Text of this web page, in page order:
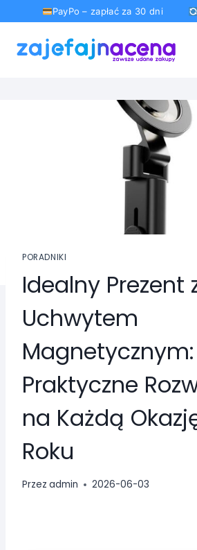
PayPo – zapłać za 30 dni
PORADNIKI
Idealny Prezent
Uchwytem
Magnetycznym:
Praktyczne
na Każdą
Roku
Przez admin 2026-06-03